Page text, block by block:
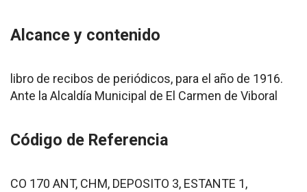
Alcance y contenido
libro de recibos de periódicos, para el año de 1916.
Ante la Alcaldía Municipal de El Carmen de Viboral
Código de Referencia
CO 170 ANT, CHM, DEPOSITO 3, ESTANTE 1,